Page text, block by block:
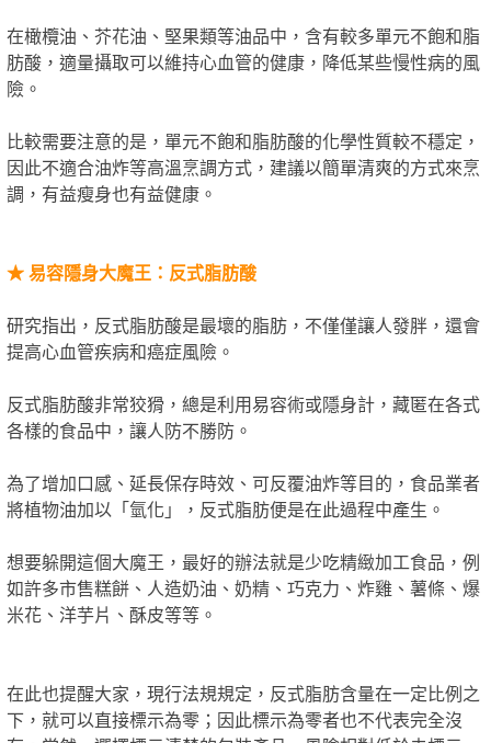
在橄欖油、芥花油、堅果類等油品中，含有較多單元不飽和脂
肪酸，適量攝取可以維持心血管的健康，降低某些慢性病的風
險。
比較需要注意的是，單元不飽和脂肪酸的化學性質較不穩定，
因此不適合油炸等高溫烹調方式，建議以簡單清爽的方式來烹
調，有益瘦身也有益健康。
★易容隱身大魔王：反式脂肪酸
研究指出，反式脂肪酸是最壞的脂肪，不僅僅讓人發胖，還會
提高心血管疾病和癌症風險。
反式脂肪酸非常狡猾，總是利用易容術或隱身計，藏匿在各式
各樣的食品中，讓人防不勝防。
為了增加口感、延長保存時效、可反覆油炸等目的，食品業者
將植物油加以「氫化」，反式脂肪便是在此過程中產生。
想要躲開這個大魔王，最好的辦法就是少吃精緻加工食品，例
如許多市售糕餅、人造奶油、奶精、巧克力、炸雞、薯條、爆
米花、洋芋片、酥皮等等。
在此也提醒大家，現行法規規定，反式脂肪含量在一定比例之
下，就可以直接標示為零；因此標示為零者也不代表完全沒